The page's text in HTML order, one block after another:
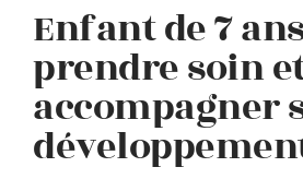
Enfant de 7
prendre soin
accompagner